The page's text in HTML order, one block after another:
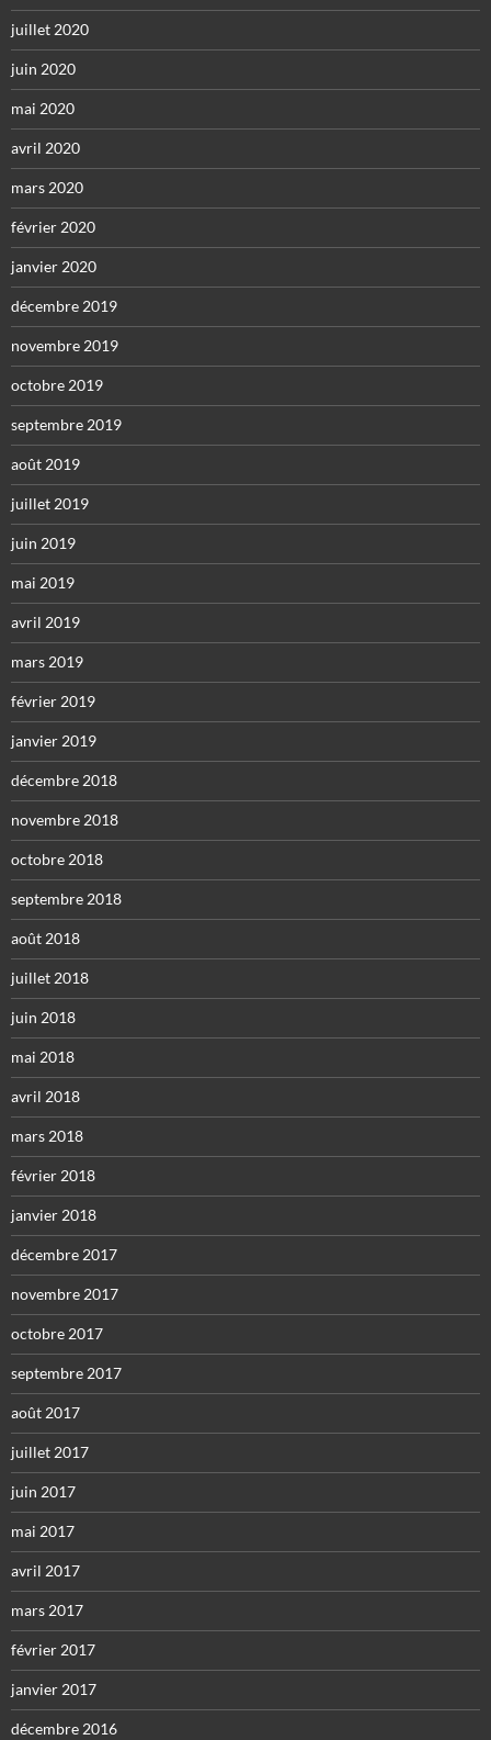
juillet 2020
juin 2020
mai 2020
avril 2020
mars 2020
février 2020
janvier 2020
décembre 2019
novembre 2019
octobre 2019
septembre 2019
août 2019
juillet 2019
juin 2019
mai 2019
avril 2019
mars 2019
février 2019
janvier 2019
décembre 2018
novembre 2018
octobre 2018
septembre 2018
août 2018
juillet 2018
juin 2018
mai 2018
avril 2018
mars 2018
février 2018
janvier 2018
décembre 2017
novembre 2017
octobre 2017
septembre 2017
août 2017
juillet 2017
juin 2017
mai 2017
avril 2017
mars 2017
février 2017
janvier 2017
décembre 2016